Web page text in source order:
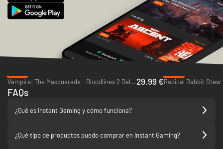
Ofertas del día
Vampire: The Masquerade - Bloodlines 2 Deluxe Edition - PC (Steam) 29.99 €Radical Rabbit Stew
FAQs
¿Qué es Instant Gaming y cómo funciona?
¿Qué tipo de productos puedo comprar en Instant Gaming?